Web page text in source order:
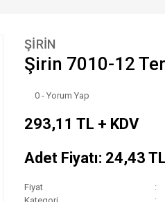
ŞİRİN
Şirin 7010-12
0 - Yorum Yap
293,11 TL + KDV
Adet Fiyatı: 24,43
Fiyat